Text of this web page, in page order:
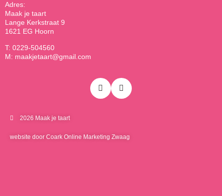
Adres:
Maak je taart
Lange Kerkstraat 9
1621 EG Hoorn
T: 0229-504560
M: maakjetaart@gmail.com
2026 Maak je taart
website door Coark Online Marketing Zwaag